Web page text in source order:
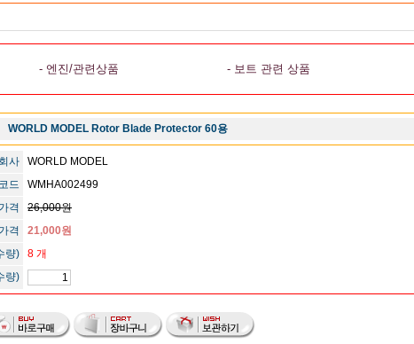
- 엔진/관련상품 - 보트 관련 상품
WORLD MODEL Rotor Blade Protector 60용
사
WORLD MODEL
드
WMHA002499
격
26,000원
격
21,000원
량)
8 개
량)